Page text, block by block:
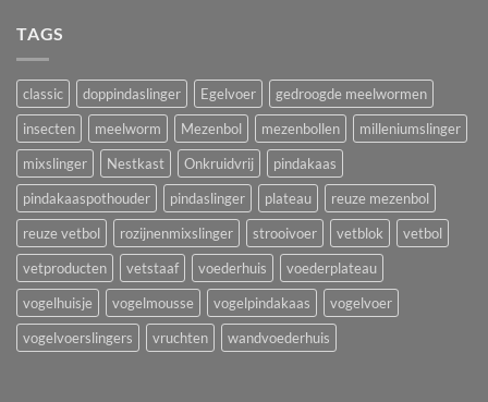
TAGS
classic doppindaslinger Egelvoer
gedroogde meelwormen
insecten
meelworm Mezenbol mezenbollen
milleniumslinger
mixslinger
Nestkast Onkruidvrij
pindakaas
pindakaaspothouder
pindaslinger plateau
reuze mezenbol
reuze vetbol
rozijnenmixslinger strooivoer vetblok
vetbol
vetproducten
vetstaaf voederhuis
voederplateau
vogelhuisje
vogelmousse vogelpindakaas
vogelvoer
vogelvoerslingers
vruchten wandvoederhuis